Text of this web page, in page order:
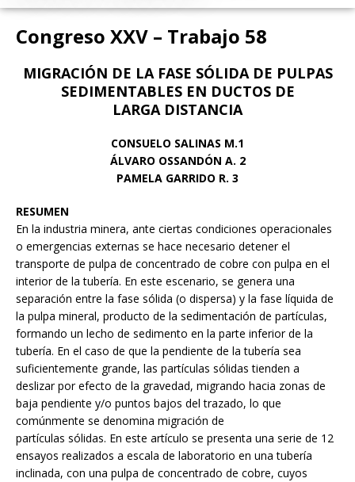
Congreso XXV – Trabajo 58
MIGRACIÓN DE LA FASE SÓLIDA DE PULPAS
SEDIMENTABLES EN DUCTOS DE
LARGA DISTANCIA
CONSUELO SALINAS M.1
ÁLVARO OSSANDÓN A. 2
PAMELA GARRIDO R. 3
RESUMEN
En la industria minera, ante ciertas condiciones operacionales
o emergencias externas se hace necesario detener el
transporte de pulpa de concentrado de cobre con pulpa en el
interior de la tubería. En este escenario, se genera una
separación entre la fase sólida (o dispersa) y la fase líquida de
la pulpa mineral, producto de la sedimentación de partículas,
formando un lecho de sedimento en la parte inferior de la
tubería. En el caso de que la pendiente de la tubería sea
suficientemente grande, las partículas sólidas tienden a
deslizar por efecto de la gravedad, migrando hacia zonas de
baja pendiente y/o puntos bajos del trazado, lo que
comúnmente se denomina migración de
partículas sólidas. En este artículo se presenta una serie de 12
ensayos realizados a escala de laboratorio en una tubería
inclinada, con una pulpa de concentrado de cobre, cuyos